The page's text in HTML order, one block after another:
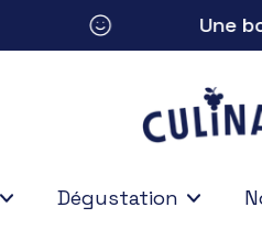
Une
Dégustation